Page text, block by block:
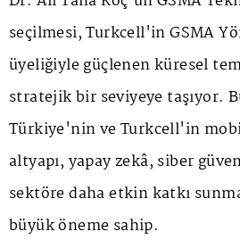
seçilmesi, Turkcell'in GSMA
üyeliğiyle güçlenen küresel
stratejik bir seviyeye taşıyor.
Türkiye'nin ve Turkcell'in
altyapı, yapay zekâ, siber
sektöre daha etkin katkı
büyük öneme sahip.